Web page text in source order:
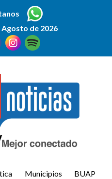
de 2026
Municipios
BUAP